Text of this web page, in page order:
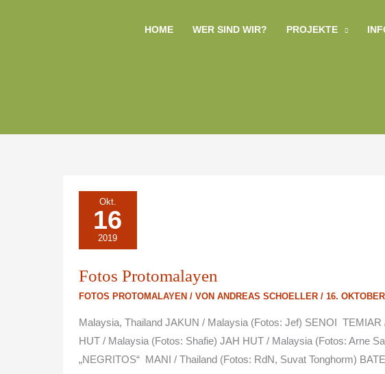
HOME WER SIND WIR? PROJEKTE
Okt.
16
2019
Fotos Protomalayen
FOTOS PROTOMALAYEN/ VON ANDREAS SCHOELLER / 16.
Malaysia, Thailand JAKUN / Malaysia (Fotos: Jef) SENOI
HUT / Malaysia (Fotos: Shafie) JAH HUT / Malaysia (Fotos: Arne
„NEGRITOS“ MANI / Thailand (Fotos: RdN, Suvat Tonghorm)
FOTOS
PROTOMALAYEN